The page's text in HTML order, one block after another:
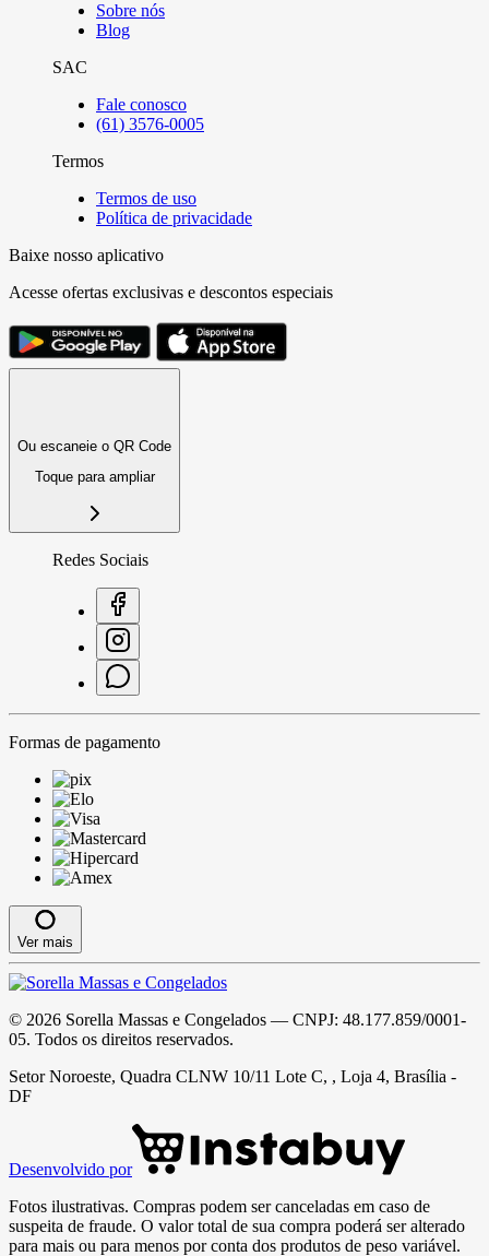
Sobre nós
Blog
SAC
Fale conosco
(61) 3576-0005
Termos
Termos de uso
Política de privacidade
Baixe nosso aplicativo
Acesse ofertas exclusivas e descontos especiais
Ou escaneie o QR Code
Toque para ampliar
Redes Sociais
Formas de pagamento
Ver mais
© 2026 Sorella Massas e Congelados — CNPJ: 48.177.859/0001-
05. Todos os direitos reservados.
Setor Noroeste, Quadra CLNW 10/11 Lote C, , Loja 4, Brasília -
DF
Desenvolvido por
Fotos ilustrativas. Compras podem ser canceladas em caso de
suspeita de fraude. O valor total de sua compra poderá ser alterado
para mais ou para menos por conta dos produtos de peso variável.